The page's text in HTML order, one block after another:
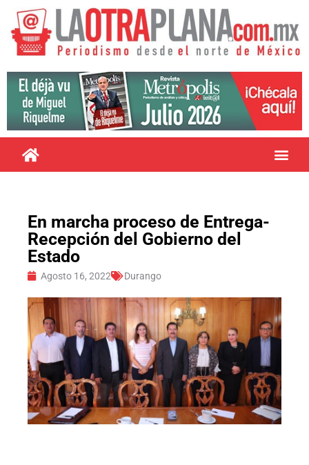
En marcha proceso de Entrega-
Recepción del Gobierno del
Estado
Agosto 16, 2022 Durango